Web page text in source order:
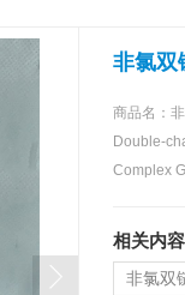
非氯双
商品名：
Double-
Complex
相关内容
非氯双